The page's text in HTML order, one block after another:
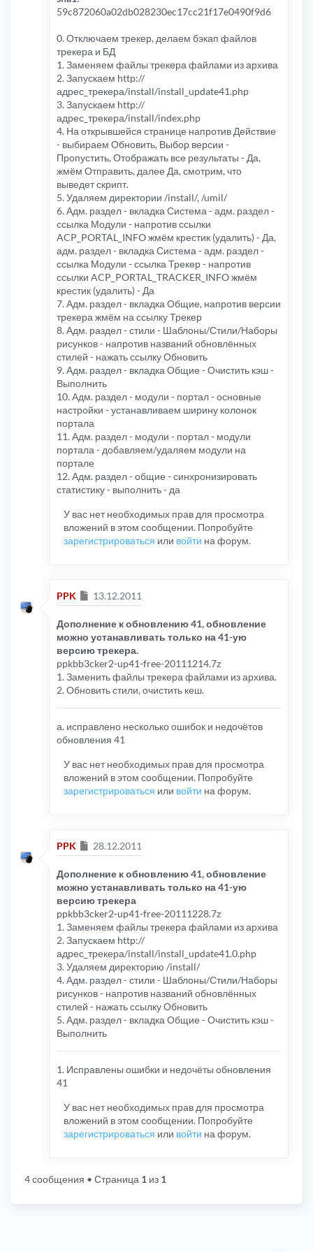
59c872060a02db028230ec17cc21f17e0490f9d6
0. Отключаем трекер, делаем бэкап файлов
трекера и БД
1. Заменяем файлы трекера файлами из архива
2. Запускаем http://
адрес_трекера/install/install_update41.php
3. Запускаем http://
адрес_трекера/install/index.php
4. На открывшейся странице напротив Действие
- выбираем Обновить, Выбор версии -
Пропустить, Отображать все результаты - Да,
жмём Отправить, далее Да, смотрим, что
выведет скрипт.
5. Удаляем директории /install/, /umil/
6. Адм. раздел - вкладка Система - адм. раздел -
ссылка Модули - напротив ссылки
ACP_PORTAL_INFO жмём крестик (удалить) - Да,
адм. раздел - вкладка Система - адм. раздел -
ссылка Модули - ссылка Трекер - напротив
ссылки ACP_PORTAL_TRACKER_INFO жмём
крестик (удалить) - Да
7. Адм. раздел - вкладка Общие, напротив версии
трекера жмём на ссылку Трекер
8. Адм. раздел - стили - Шаблоны/Стили/Наборы
рисунков - напротив названий обновлённых
стилей - нажать ссылку Обновить
9. Адм. раздел - вкладка Общие - Очистить кэш -
Выполнить
10. Адм. раздел - модули - портал - основные
настройки - устанавливаем ширину колонок
портала
11. Адм. раздел - модули - портал - модули
портала - добавляем/удаляем модули на
портале
12. Адм. раздел - общие - синхронизировать
статистику - выполнить - да
У вас нет необходимых прав для просмотра
вложений в этом сообщении. Попробуйте
зарегистрироваться или войти на форум.
PPK Сообщение
13.12.2011
Дополнение к обновлению 41, обновление
можно устанавливать только на 41-ую
версию трекера.
ppkbb3cker2-up41-free-20111214.7z
1. Заменить файлы трекера файлами из архива.
2. Обновить стили, очистить кеш.
а. исправлено несколько ошибок и недочётов
обновления 41
У вас нет необходимых прав для просмотра
вложений в этом сообщении. Попробуйте
зарегистрироваться или войти на форум.
PPK Сообщение
28.12.2011
Дополнение к обновлению 41, обновление
можно устанавливать только на 41-ую
версию трекера
ppkbb3cker2-up41-free-20111228.7z
1. Заменяем файлы трекера файлами из архива
2. Запускаем http://
адрес_трекера/install/install_update41.0.php
3. Удаляем директорию /install/
4. Адм. раздел - стили - Шаблоны/Стили/Наборы
рисунков - напротив названий обновлённых
стилей - нажать ссылку Обновить
5. Адм. раздел - вкладка Общие - Очистить кэш -
Выполнить
1. Исправлены ошибки и недочёты обновления
41
У вас нет необходимых прав для просмотра
вложений в этом сообщении. Попробуйте
зарегистрироваться или войти на форум.
4 сообщения • Страница 1 из 1